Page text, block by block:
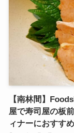
【南林間】
屋で寿司屋の板
ィナーにおすす